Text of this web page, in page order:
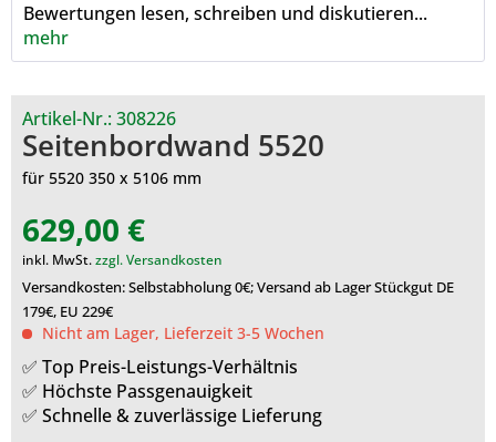
Bewertungen lesen, schreiben und diskutieren...
mehr
Artikel-Nr.:308226
Seitenbordwand 5520
für 5520 350 x 5106 mm
629,00 €
inkl. MwSt.zzgl. Versandkosten
Versandkosten: Selbstabholung 0€; Versand ab Lager Stückgut DE
179€, EU 229€
Nicht am Lager, Lieferzeit 3-5 Wochen
✅ Top Preis-Leistungs-Verhältnis
✅ Höchste Passgenauigkeit
✅ Schnelle & zuverlässige Lieferung